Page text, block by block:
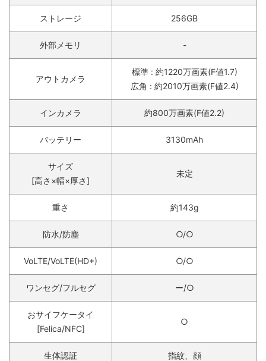
ストレージ 256GB
外部メモリ -
アウトカメラ
標準 : 約1220万画素(F値1.7)
広角 : 約2010万画素(F値2.4)
インカメラ 約800万画素(F値2.2)
バッテリー 3130mAh
サイズ
[高さ×幅×厚さ]
未定
重さ 約143g
防水/防塵 ○/○
VoLTE/VoLTE(HD+) ○/○
ワンセグ/フルセグ ー/○
おサイフケータイ
[Felica/NFC]
○
生体認証 指紋、顔